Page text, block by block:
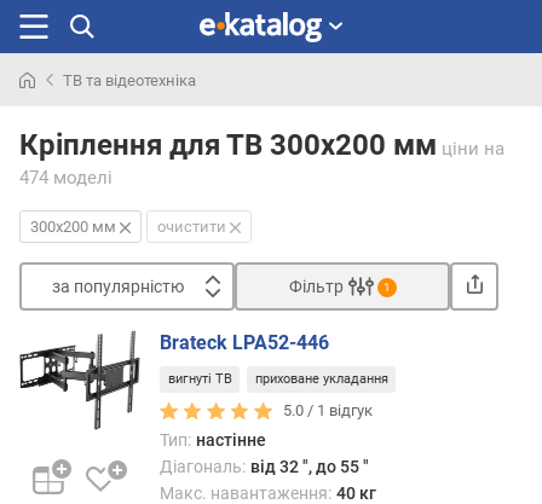
раніше
ТВ та відеотехніка
Кріплення для ТВ 300x200 мм ціни на
474 моделі
300x200 мм очистити
за популярністю
з
а
п
у
Фільтр 1
Brateck LPA52-446
вигнуті ТВ приховане укладання
5.0 / 1 відгук
Тип: настінне
Діагональ: від 32 ", до 55 "
Макс. навантаження: 40 кг